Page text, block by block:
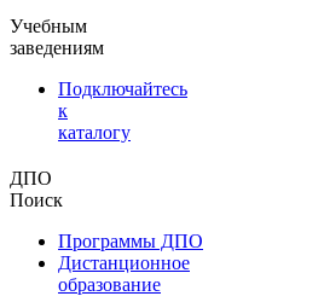
Учебным
заведениям
Подключайтесь
к
каталогу
ДПО
Поиск
Программы ДПО
Дистанционное
образование